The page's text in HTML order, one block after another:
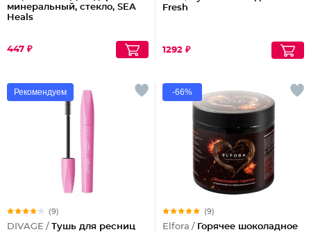
минеральный, стекло, SEA
Heals
447 ₽
Fresh
1292 ₽
Рекомендуем
(9)
DIVAGE / Тушь для ресниц
-66%
(9)
Elfora / Горячее шоколадное